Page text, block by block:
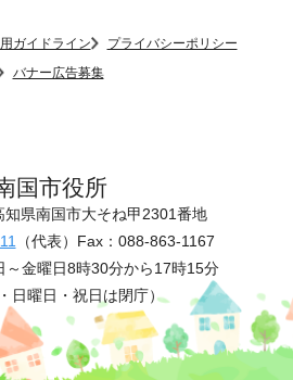
ガイドライン
プライバシーポリシー
バナー広告募集
国市役所
知県南国市大そね甲2301番地
（代表） Fax：088-863-1167
～金曜日8時30分から17時15分
日曜日・祝日は閉庁）